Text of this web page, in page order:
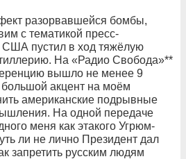
разорвавшейся бомбы,
с тематикой пресс-
США пустил в ход тяжёлую
На «Радио Свобода»**
вышло не менее 9
акцент на моём
американские подрывные
На одной передаче
меня как этакого Угрюм-
ли не лично Президент дал
запретить русским людям